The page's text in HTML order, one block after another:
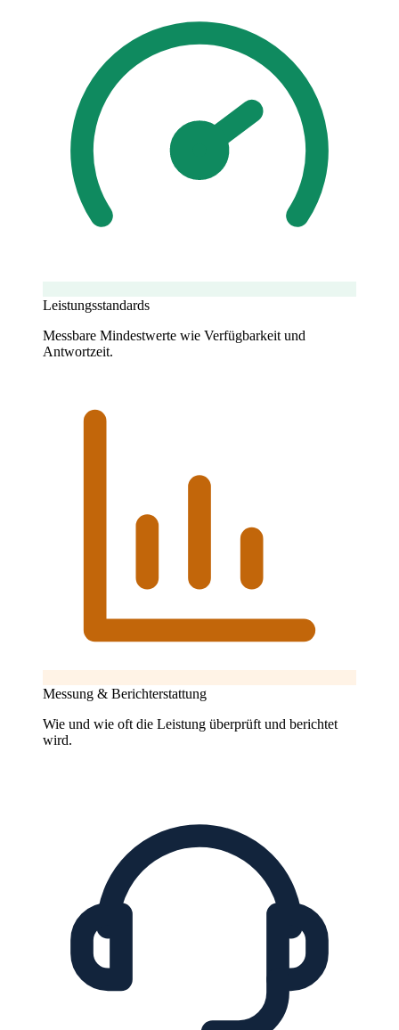
Leistungsstandards
Messbare Mindestwerte wie Verfügbarkeit und
Antwortzeit.
Messung & Berichterstattung
Wie und wie oft die Leistung überprüft und berichtet
wird.